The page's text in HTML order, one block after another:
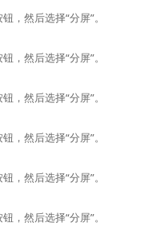
，然后选择“分屏”。
，然后选择“分屏”。
，然后选择“分屏”。
，然后选择“分屏”。
，然后选择“分屏”。
，然后选择“分屏”。